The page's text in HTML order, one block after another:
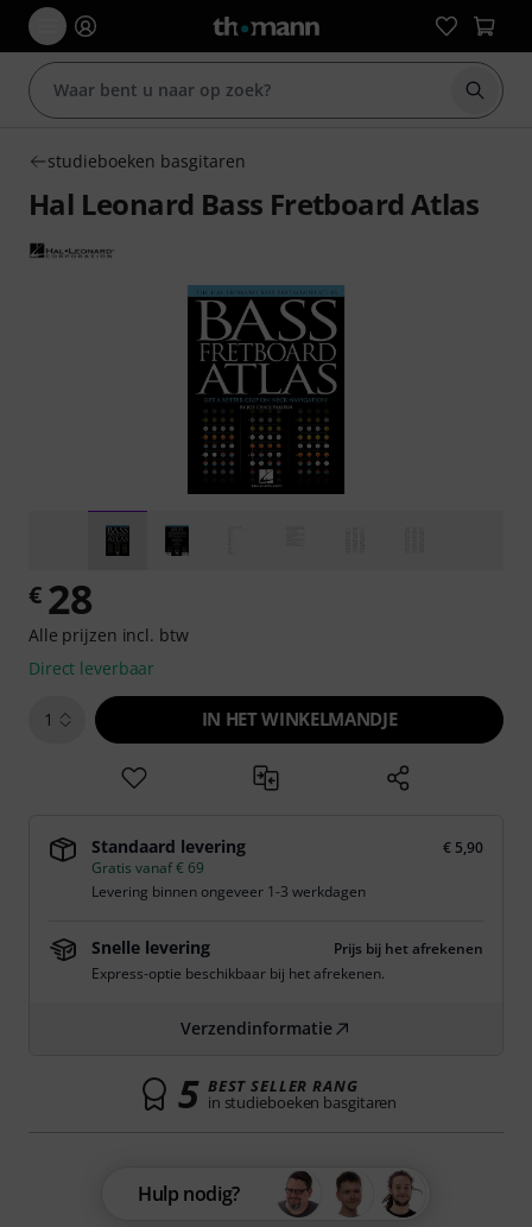
Zoek
studieboeken basgitaren
Hal Leonard Bass Fretboard Atlas
€ 28
Alle prijzen incl. btw
Direct leverbaar
1 IN HET WINKELMANDJE
Standaard levering
€ 5,90
Gratis vanaf € 69
Levering binnen ongeveer 1-3 werkdagen
Snelle levering
Prijs bij het afrekenen
Express-optie beschikbaar bij het afrekenen.
Verzendinformatie
5 BEST SELLER RANG
in studieboeken basgitaren
Hulp nodig?